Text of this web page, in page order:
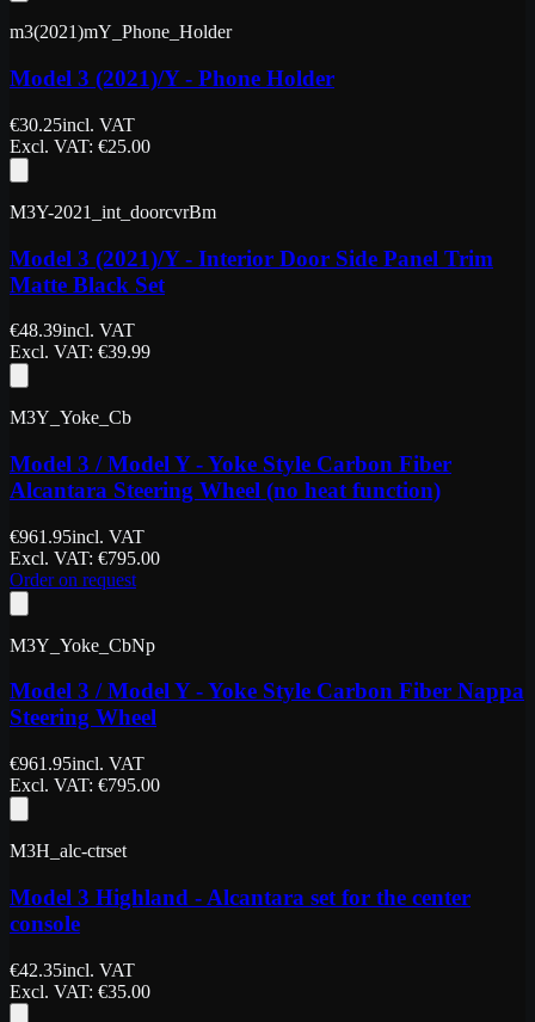
m3(2021)mY_Phone_Holder
Model 3 (2021)/Y - Phone Holder
€30.25incl. VAT
Excl. VAT: €25.00
M3Y-2021_int_doorcvrBm
Model 3 (2021)/Y - Interior Door Side Panel Trim
Matte Black Set
€48.39incl. VAT
Excl. VAT: €39.99
M3Y_Yoke_Cb
Model 3 / Model Y - Yoke Style Carbon Fiber
Alcantara Steering Wheel (no heat function)
€961.95incl. VAT
Excl. VAT: €795.00
Order on request
M3Y_Yoke_CbNp
Model 3 / Model Y - Yoke Style Carbon Fiber Nappa
Steering Wheel
€961.95incl. VAT
Excl. VAT: €795.00
M3H_alc-ctrset
Model 3 Highland - Alcantara set for the center
console
€42.35incl. VAT
Excl. VAT: €35.00